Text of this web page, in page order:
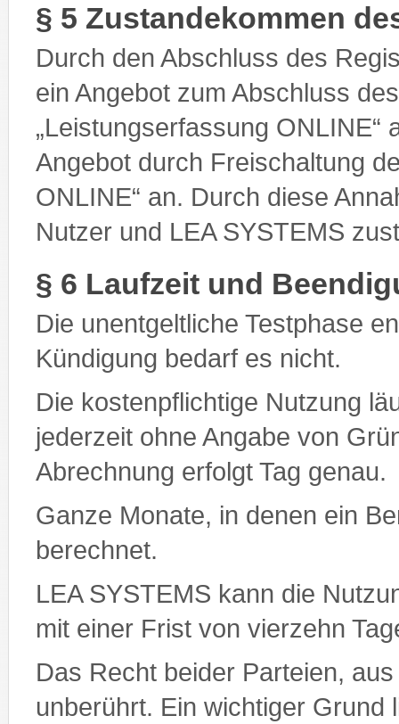
§ 5 Zustandekommen
Durch den Abschluss des
ein Angebot zum Abschluss
„Leistungserfassung ONLINE“
Angebot durch Freischaltung
ONLINE“ an. Durch diese
Nutzer und LEA SYSTEMS
§ 6 Laufzeit und
Die unentgeltliche Testphase
Kündigung bedarf es nicht.
Die kostenpflichtige Nutzung
jederzeit ohne Angabe von
Abrechnung erfolgt Tag genau.
Ganze Monate, in denen ein
berechnet.
LEA SYSTEMS kann die
mit einer Frist von vierzehn
Das Recht beider Parteien,
unberührt. Ein wichtiger Grund